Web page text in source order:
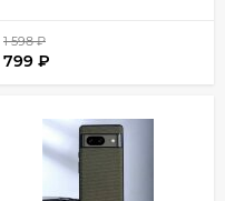
1 598₽
799 ₽